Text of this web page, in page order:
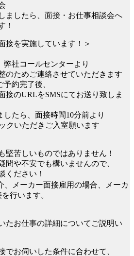
ましたら、面接・お仕事相談会へ
！
接を実施しています！＞
弊社コールセンターより
のためご連絡させていただきます
約完了後、
接のURLをSMSにてお送り致しま
したら、面接時間10分前より
クいただきご入室願います
堅苦しいものではありません！
問や不安でも構いませんので、
ください！
、メーカー面接雇用の場合、メーカ
行います。
たお仕事の詳細についてご説明い
でお伺いした条件に合わせて、